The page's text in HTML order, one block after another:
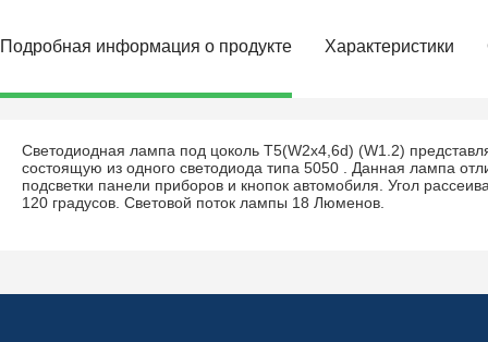
Подробная информация о продукте Характеристики
Светодиодная лампа под цоколь T5(W2x4,6d) (W1.2)
состоящую из одного светодиода типа 5050 . Данная лампа
подсветки панели приборов и кнопок автомобиля. Угол
120 градусов. Световой поток лампы 18 Люменов.